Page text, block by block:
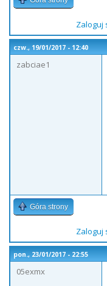
Zaloguj
czw., 19/01/2017 - 12:40
zabciae1
Góra strony
Zaloguj
pon., 23/01/2017 - 22:55
05exmx